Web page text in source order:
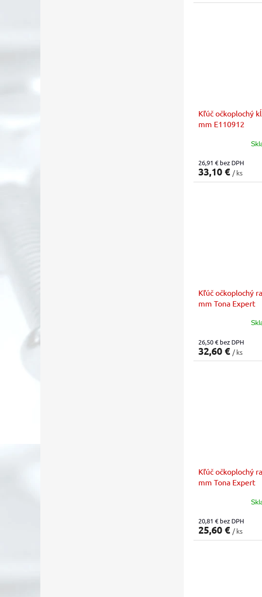
Kľúč očkoplochý
mm E110912
26,91 € bez DPH
33,10 € / ks
Kľúč očkoplochý
mm Tona Expert
26,50 € bez DPH
32,60 € / ks
Kľúč očkoplochý
mm Tona Expert
20,81 € bez DPH
25,60 € / ks